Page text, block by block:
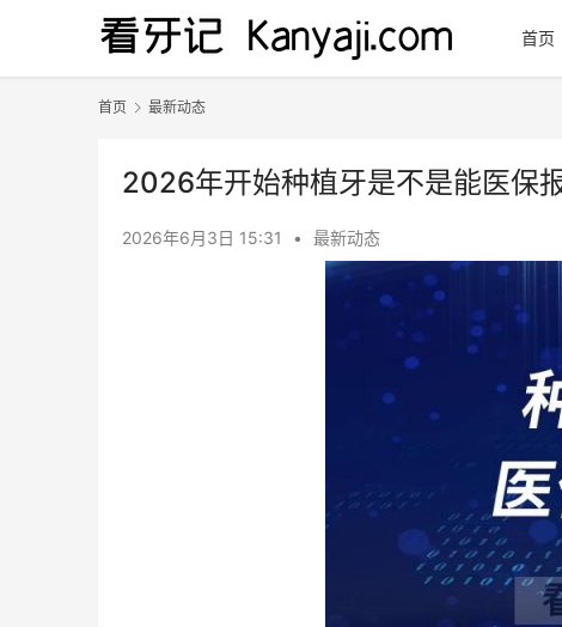
首页
首页 最新动态
2026年开始种植牙是不是能医保报
2026年6月3日 15:31 • 最新动态